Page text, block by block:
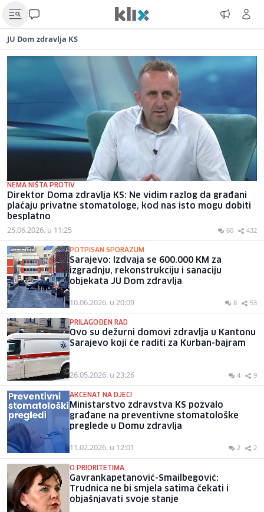
JU Dom zdravlja KS
NEMA NIŠTA PROTIV
Direktor Doma zdravlja KS: Ne vidim razlog da građani
plaćaju privatne stomatologe, kod nas isto mogu dobiti
besplatno
25.06.2026. u 11:25 60 432
POTPISAN SPORAZUM
Sarajevo: Izdvaja se 600.000 KM za
izgradnju, rekonstrukciju i sanaciju
objekata JU Dom zdravlja
10.06.2026. u 20:09 8 53
PRILAGOĐEN RAD
Ovo su dežurni domovi zdravlja u Kantonu
Sarajevo koji će raditi za Kurban-bajram
26.05.2026. u 23:26 4 9
AKCENAT NA DJECI
Ministarstvo zdravstva KS pozvalo
građane na preventivne stomatološke
preglede u Domu zdravlja
11.02.2026. u 12:01 2 2
O PRIORITETIMA
Gavrankapetanović-Smailbegović:
Trudnica ne bi smjela satima čekati i
objašnjavati svoje stanje